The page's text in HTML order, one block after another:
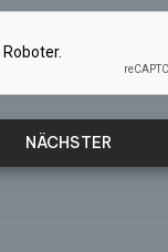
NÄCHSTER